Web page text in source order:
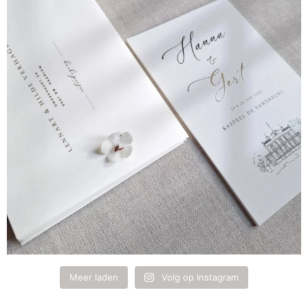
Meer laden Volg op Instagram